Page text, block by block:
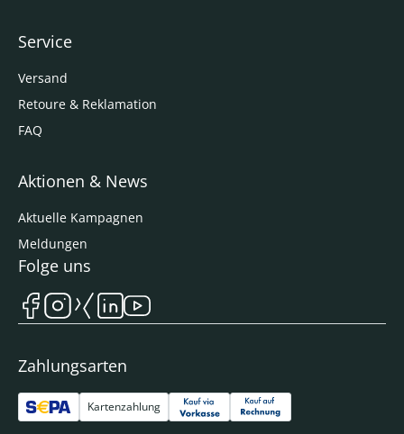
Service
Versand
Retoure & Reklamation
FAQ
Aktionen & News
Aktuelle Kampagnen
Meldungen
Zahlungsarten
Kartenzahlung
Folge uns